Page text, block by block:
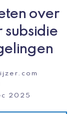
over
2025